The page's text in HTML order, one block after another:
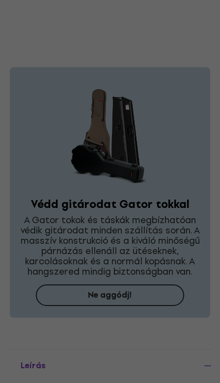
Védd gitárodat Gator tokkal
A Gator tokok és táskák megbízhatóan
védik gitárodat minden szállítás során. A
masszív konstrukció és a kiváló minőségű
párnázás ellenáll az ütéseknek,
karcolásoknak és a normál kopásnak. A
hangszered mindig biztonságban van.
Ne aggódj!
Leírás